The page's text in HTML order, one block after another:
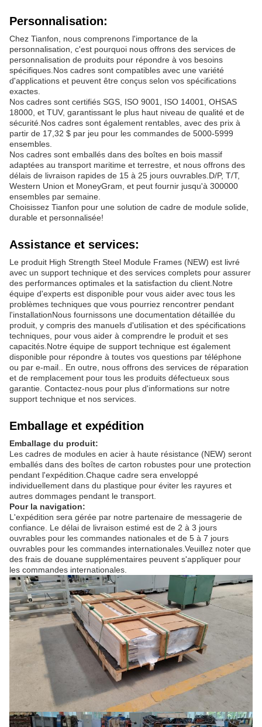
Personnalisation:
Chez Tianfon, nous comprenons l'importance de la
personnalisation, c'est pourquoi nous offrons des services de
personnalisation de produits pour répondre à vos besoins
spécifiques.Nos cadres sont compatibles avec une variété
d'applications et peuvent être conçus selon vos spécifications
exactes.
Nos cadres sont certifiés SGS, ISO 9001, ISO 14001, OHSAS
18000, et TUV, garantissant le plus haut niveau de qualité et de
sécurité.Nos cadres sont également rentables, avec des prix à
partir de 17,32 $ par jeu pour les commandes de 5000-5999
ensembles.
Nos cadres sont emballés dans des boîtes en bois massif
adaptées au transport maritime et terrestre, et nous offrons des
délais de livraison rapides de 15 à 25 jours ouvrables.D/P, T/T,
Western Union et MoneyGram, et peut fournir jusqu'à 300000
ensembles par semaine.
Choisissez Tianfon pour une solution de cadre de module solide,
durable et personnalisée!
Assistance et services:
Le produit High Strength Steel Module Frames (NEW) est livré
avec un support technique et des services complets pour assurer
des performances optimales et la satisfaction du client.Notre
équipe d'experts est disponible pour vous aider avec tous les
problèmes techniques que vous pourriez rencontrer pendant
l'installationNous fournissons une documentation détaillée du
produit, y compris des manuels d'utilisation et des spécifications
techniques, pour vous aider à comprendre le produit et ses
capacités.Notre équipe de support technique est également
disponible pour répondre à toutes vos questions par téléphone
ou par e-mail.. En outre, nous offrons des services de réparation
et de remplacement pour tous les produits défectueux sous
garantie. Contactez-nous pour plus d'informations sur notre
support technique et nos services.
Emballage et expédition
Emballage du produit:
Les cadres de modules en acier à haute résistance (NEW) seront
emballés dans des boîtes de carton robustes pour une protection
pendant l'expédition.Chaque cadre sera enveloppé
individuellement dans du plastique pour éviter les rayures et
autres dommages pendant le transport.
Pour la navigation:
L'expédition sera gérée par notre partenaire de messagerie de
confiance. Le délai de livraison estimé est de 2 à 3 jours
ouvrables pour les commandes nationales et de 5 à 7 jours
ouvrables pour les commandes internationales.Veuillez noter que
des frais de douane supplémentaires peuvent s'appliquer pour
les commandes internationales.